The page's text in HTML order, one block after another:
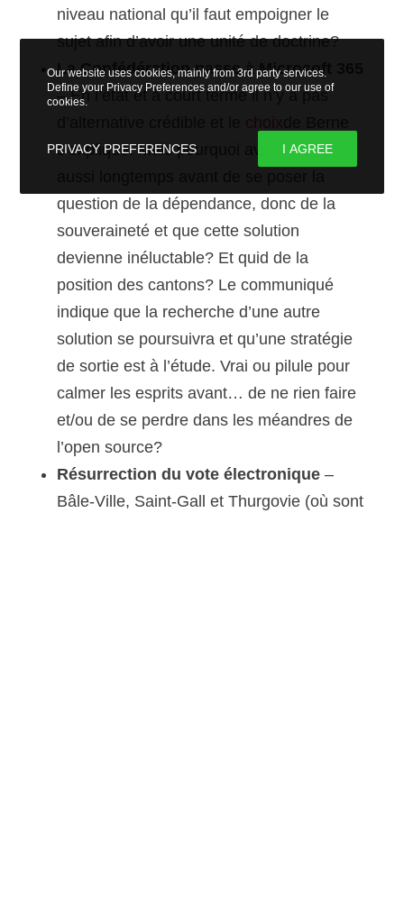
niveau national qu’il faut empoigner le
sujet afin d’avoir une unité de doctrine?
La Confédération passe à Microsoft 365
– En l’état et à court terme il n’y a pas
s’explique. Mais pourquoi avoir attendu
question de la dépendance, donc de la
souveraineté et que cette solution
devienne inéluctable? Et quid de la
position des cantons? Le communiqué
indique que la recherche d’une autre
solution se poursuivra et qu’une stratégie
de sortie est à l’étude. Vrai ou pilule pour
calmer les esprits avant… de ne rien faire
et/ou de se perdre dans les méandres de
l’open source?
Résurrection du vote électronique–
Bâle-Ville, Saint-Gall et Thurgovie (où sont
Our website uses cookies, mainly from 3rd party services.
Define your Privacy Preferences and/or agree to our use of
cookies.
PRIVACY PREFERENCES I AGREE